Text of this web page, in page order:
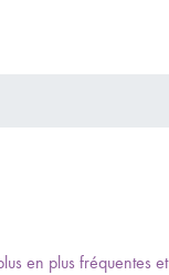
en plus fréquentes